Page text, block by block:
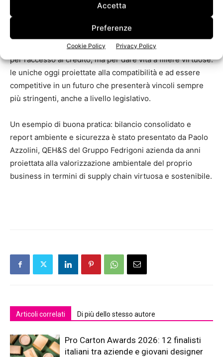
Accetta
Preferenze
Cookie Policy Privacy Policy
L’attenzione alle dinamiche aziendali di sostenibilità oggi
è imprescindibile, non solo per creare valore finanziario e
per l’accesso al credito, ma per dare vita a filiere virtuose:
le uniche oggi proiettate alla compatibilità e ad essere
competitive in un futuro che presenterà vincoli sempre
più stringenti, anche a livello legislativo.
Un esempio di buona pratica: bilancio consolidato e
report ambiente e sicurezza è stato presentato da Paolo
Azzolini, QEH&S del Gruppo Fedrigoni azienda da anni
proiettata alla valorizzazione ambientale del proprio
business in termini di supply chain virtuosa e sostenibile.
Articoli correlati Di più dello stesso autore
Pro Carton Awards 2026: 12 finalisti
italiani tra aziende e giovani designer